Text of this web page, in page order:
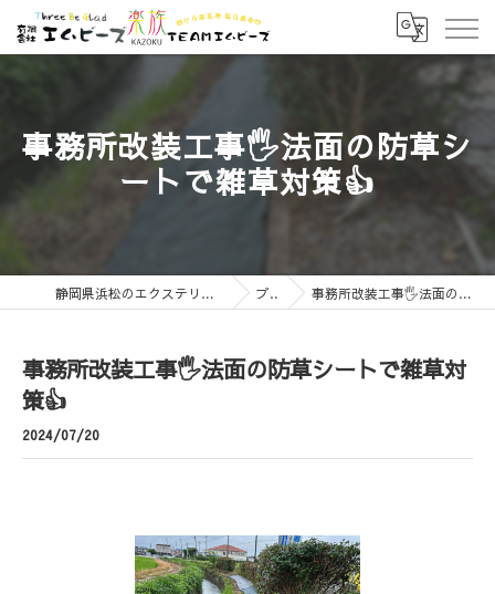
事務所改装工事🖐️法面の防草シ
ートで雑草対策👍
静岡県浜松のエクステリアなら有限会社エムビーズ ブログ 事務所改装工事🖐️法面の防草シートで雑草対策👍
事務所改装工事🖐️法面の防草シートで雑草対
策👍
2024/07/20